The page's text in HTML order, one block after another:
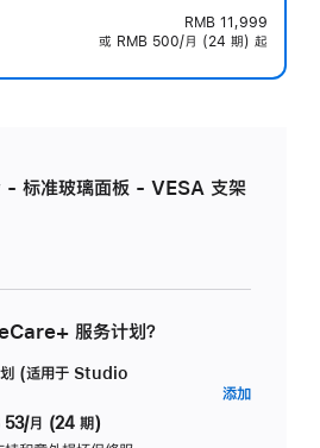
RMB 11,999
或 RMB 500/月 (24 期) 起
准玻璃面板 - VESA 支架
服务计划？
(适用于 Studio
53/月 (24 期)
添加